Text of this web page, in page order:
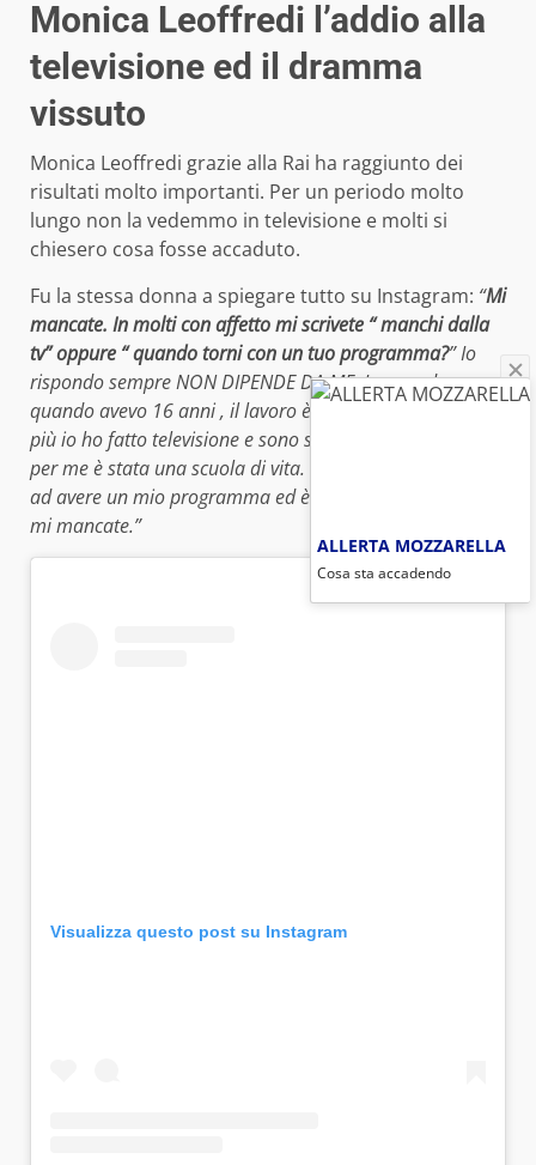
Monica Leoffredi l’addio alla
televisione ed il dramma
vissuto
Monica Leoffredi grazie alla Rai ha raggiunto dei
risultati molto importanti. Per un periodo molto
lungo non la vedemmo in televisione e molti si
chiesero cosa fosse accaduto.
Fu la stessa donna a spiegare tutto su Instagram: “Mi
mancate. In molti con affetto mi scrivete “ manchi dalla
tv” oppure “ quando torni con un tuo programma?” Io
rispondo sempre NON DIPENDE DA ME. Lavoro da
quando avevo 16 anni , il lavoro è necessità e dignità in
più io ho fatto televisione e sono stata fortunata perché
per me è stata una scuola di vita. Mi piacerebbe tornare
ad avere un mio programma ed è per questo che vi dico
mi mancate.”
Visualizza questo post su Instagram
ALLERTA MOZZARELLA
Cosa sta accadendo